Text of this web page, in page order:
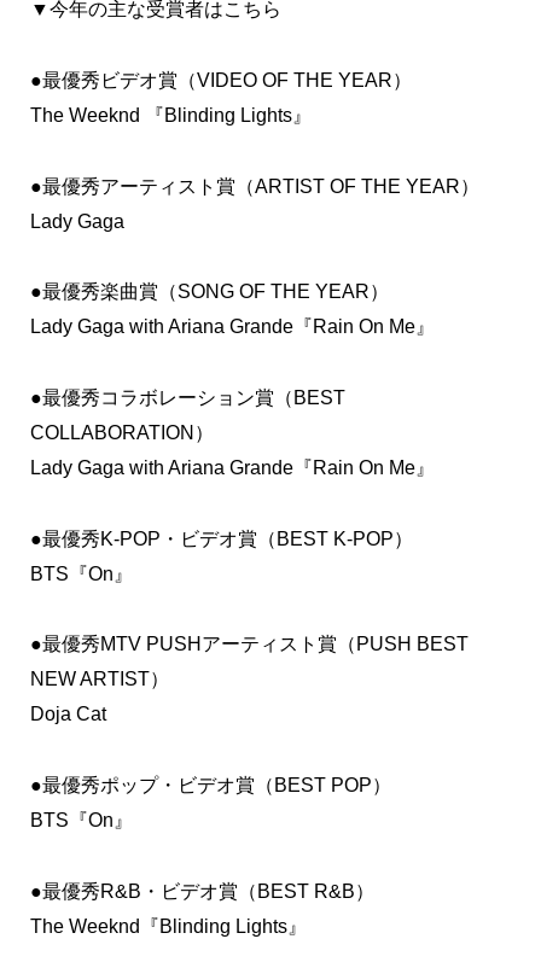
▼今年の主な受賞者はこちら
●最優秀ビデオ賞（VIDEO OF THE YEAR）
The Weeknd 『Blinding Lights』
●最優秀アーティスト賞（ARTIST OF THE YEAR）
Lady Gaga
●最優秀楽曲賞（SONG OF THE YEAR）
Lady Gaga with Ariana Grande『Rain On Me』
●最優秀コラボレーション賞（BEST
COLLABORATION）
Lady Gaga with Ariana Grande『Rain On Me』
●最優秀K-POP・ビデオ賞（BEST K-POP）
BTS『On』
●最優秀MTV PUSHアーティスト賞（PUSH BEST
NEW ARTIST）
Doja Cat
●最優秀ポップ・ビデオ賞（BEST POP）
BTS『On』
●最優秀R&B・ビデオ賞（BEST R&B）
The Weeknd『Blinding Lights』